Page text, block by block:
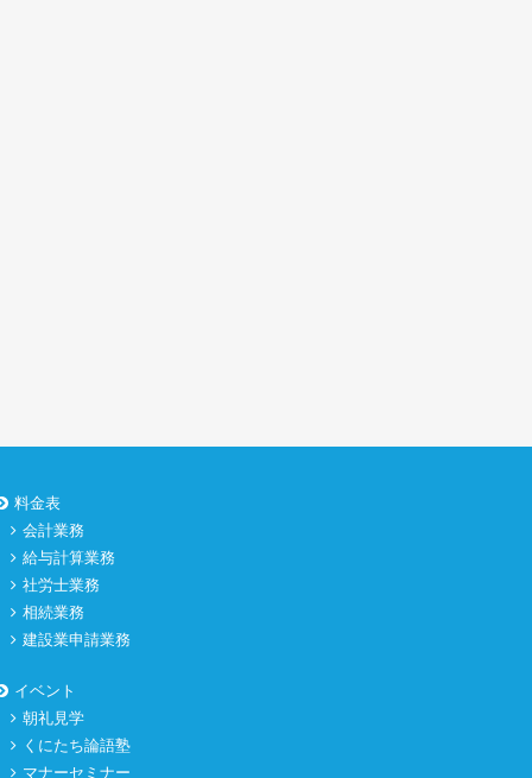
料金表
会計業務
給与計算業務
社労士業務
相続業務
建設業申請業務
イベント
朝礼見学
くにたち論語塾
マナーセミナー